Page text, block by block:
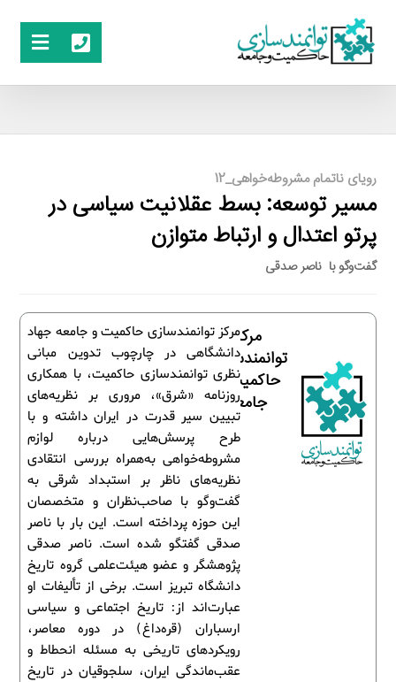
رویای ناتمام مشروطه‌خواهی_12
مسیر توسعه: بسط عقلانیت سیاسی در
پرتو اعتدال و ارتباط متوازن
گفت‌وگو با ‌ ناصر صدقی
مرکز توانمندسازی حاکمیت و جامعه جهاد
دانشگاهی در چارچوب تدوین مبانی
نظری توانمندسازی حاکمیت، با همکاری
روزنامه «شرق»، مروری بر نظریه‌های
تبیین سیر قدرت در ایران داشته و با
طرح پرسش‌هایی درباره لوازم
مشروطه‌خواهی به‌همراه بررسی انتقادی
نظریه‌های ناظر بر استبداد شرقی به
گفت‌وگو با صاحب‌نظران و متخصصان
این حوزه پرداخته است. این بار با ناصر
صدقی گفتگو شده است. ناصر صدقی
پژوهشگر و عضو هیئت‌علمی گروه تاریخ
دانشگاه تبریز است. برخی از تألیفات او
عبارت‌اند از: تاریخ اجتماعی و سیاسی
ارسباران (قره‌داغ) در دوره معاصر،
رویکردهای تاریخی به مسئله انحطاط و
عقب‌ماندگی ایران، سلجوقیان در تاریخ
مرکز
توانمندسازی
حاکمیت و
جامعه